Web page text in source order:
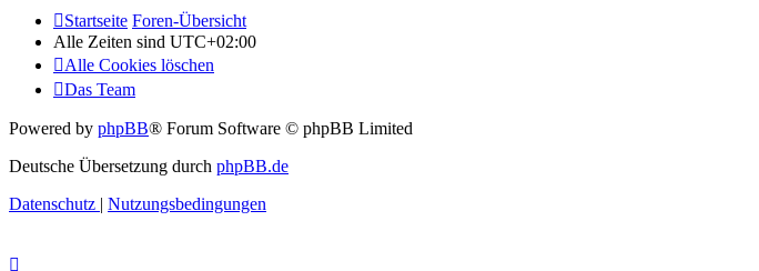
Startseite Foren-Übersicht
Alle Zeiten sind UTC+02:00
Alle Cookies löschen
Das Team
Powered by phpBB® Forum Software © phpBB Limited
Deutsche Übersetzung durch phpBB.de
Datenschutz | Nutzungsbedingungen